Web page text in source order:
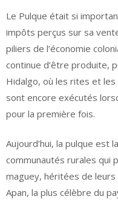
Le Pulque était si
impôts perçus sur sa
piliers de l’économie
continue d’être produite,
Hidalgo, où les rites et
sont encore exécutés
pour la première fois.
Aujourd’hui, la pulque est
communautés rurales qui
maguey, héritées de
Apan, la plus célèbre du